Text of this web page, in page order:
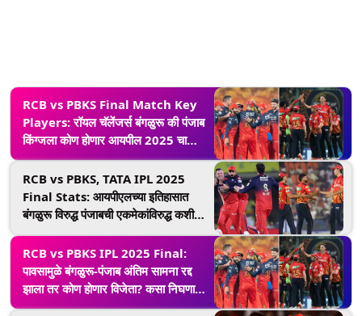
RCB vs PBKS Final Match Key
Players: रॉयल चॅलेंजर्स बंगळुरू की पंजाब
किंग्जला कोण होणार आयपील 2025 चा
विजेता, सर्वांच्या नजरा असतील 'या' दिग्गज
खेळाडूंवर
RCB vs PBKS, TATA IPL 2025
Final Stats: आयपीएलच्या इतिहासात
बंगळुरू विरुद्ध पंजाबची एकमेकांविरुद्ध कशी
आहे कामगिरी, दोन्ही संघाच्या आकेडवारीवर
एक नजर
RCB vs PBKS IPL 2025 Final:
पावसामुळे बंगळुरू-पंजाब अंतिम सामना रद्द
झाला तर कोण होणार विजेता? कसा निघणार
सामन्याचा निकाल